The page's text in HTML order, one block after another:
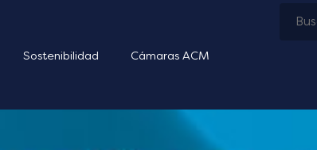
Sostenibilidad Cámaras ACM